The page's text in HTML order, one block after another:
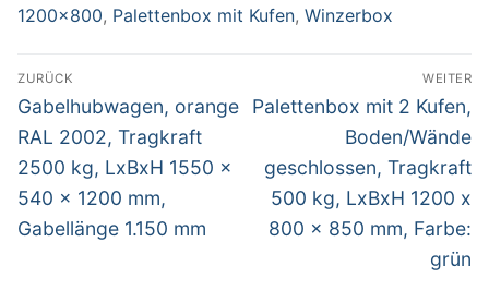
1200x800, Palettenbox mit Kufen, Winzerbox
Beitragsnavigation
ZURÜCK
Vorheriger
Beitrag:
Gabelhubwagen, orange
RAL 2002, Tragkraft
2500 kg, LxBxH 1550 x
540 x 1200 mm,
Gabellänge 1.150 mm
WEITER
Nächster
Palettenbox mit 2 Kufen,
Boden/Wände
geschlossen, Tragkraft
500 kg, LxBxH 1200 x
800 x 850 mm, Farbe:
grün